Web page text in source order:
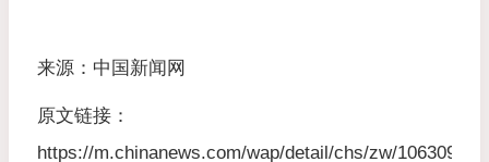
来源：中国新闻网
原文链接：
https://m.chinanews.com/wap/detail/chs/zw/